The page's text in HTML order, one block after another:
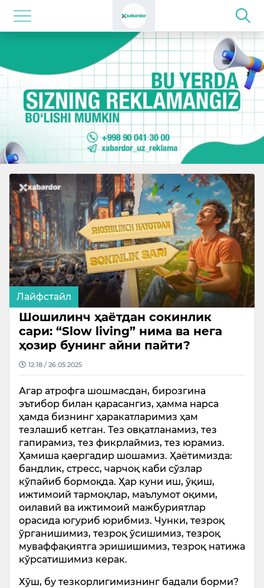
Лайфстайл
Шошилинч ҳаётдан сокинлик
сари: “Slow living” нима ва нега
ҳозир бунинг айни пайти?
12:18 / 26.05.2025
Агар атрофга шошмасдан, бирозгина
эътибор билан қарасангиз, ҳамма нарса
ҳамда бизнинг ҳаракатларимиз ҳам
тезлашиб кетган. Тез овқатланамиз, тез
гапирамиз, тез фикрлаймиз, тез юрамиз.
Ҳамиша қаергадир шошамиз. Ҳаётимизда:
бандлик, стресс, чарчоқ каби сўзлар
кўпайиб бормоқда. Ҳар куни иш, ўқиш,
ижтимоий тармоқлар, маълумот оқими,
оилавий ва ижтимоий мажбуриятлар
орасида югуриб юрибмиз. Чунки, тезроқ
ўрганишимиз, тезроқ ўсишимиз, тезроқ
муваффақиятга эришишимиз, тезроқ натижа
кўрсатишимиз керак.
Хўш, бу тезкорлигимизнинг бадали борми?